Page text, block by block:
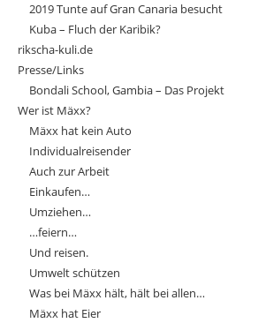
2019 Tunte auf Gran Canaria besucht
Kuba – Fluch der Karibik?
rikscha-kuli.de
Presse/Links
Bondali School, Gambia – Das Projekt
Wer ist Mäxx?
Mäxx hat kein Auto
Individualreisender
Auch zur Arbeit
Einkaufen…
Umziehen…
…feiern…
Und reisen.
Umwelt schützen
Was bei Mäxx hält, hält bei allen…
Mäxx hat Eier